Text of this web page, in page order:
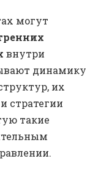
могут
внутри
динамику
их
стратегии
такие